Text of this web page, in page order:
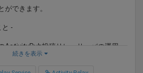
ができます。
と -
ActivityPub投稿リレーサーバの運用
続きを表示